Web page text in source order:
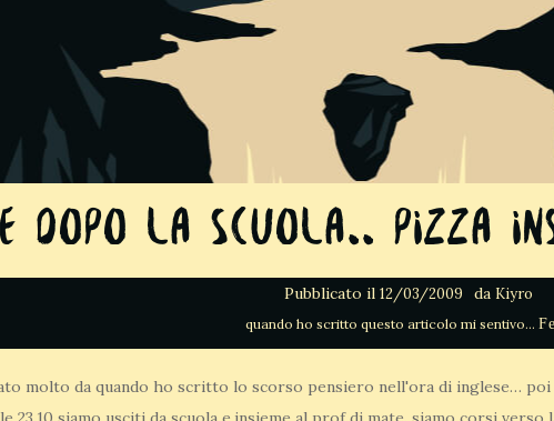
E dopo la scuola.. pizza
Pubblicato il 12/03/2009 da Kiyro
molto da quando ho scritto lo scorso pensiero nell'ora di inglese…